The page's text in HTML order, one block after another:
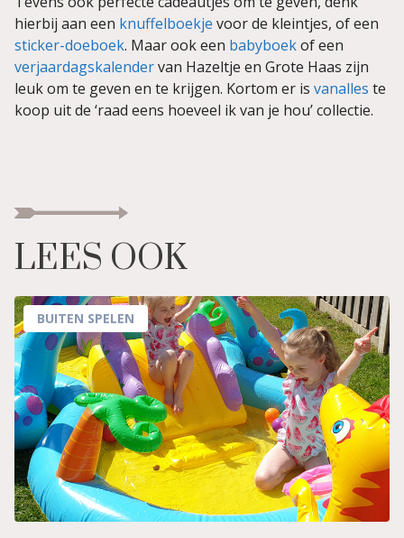
hierbij aan een knuffelboekje voor de kleintjes, of een
sticker-doeboek. Maar ook een babyboekof een
verjaardagskalendervan Hazeltje en Grote Haas zijn
leuk om te geven en te krijgen. Kortom er is vanalles te
koop uit de ‘raad eens hoeveel ik van je hou’ collectie.
LEES OOK
BUITEN SPELEN